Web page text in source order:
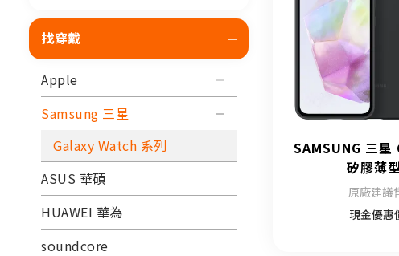
找穿戴
Apple
Samsung 三星
Galaxy Watch 系列
ASUS 華碩
HUAWEI 華為
soundcore
SAMSUNG 三
矽膠薄
原廠建議
現金優惠